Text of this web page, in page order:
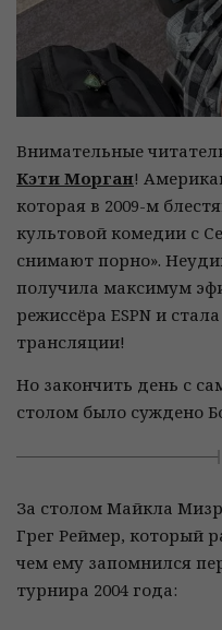
Внимательные
Кэти Морган!
которая в 2009-м
культовой комедии с
снимают порно».
получила максимум
режиссёра ESPN и
трансляции!
Но закончить день с
столом было суждено
За столом Майкла
Грег Реймер, который
чем ему запомнился
турнира 2004 года: